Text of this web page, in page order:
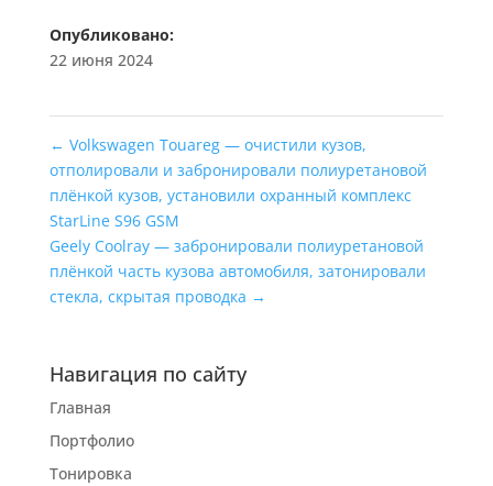
Опубликовано:
22 июня 2024
← Volkswagen Touareg — очистили кузов,
отполировали и забронировали полиуретановой
плёнкой кузов, установили охранный комплекс
StarLine S96 GSM
Geely Coolray — забронировали полиуретановой
плёнкой часть кузова автомобиля, затонировали
стекла, скрытая проводка →
Навигация по сайту
Главная
Портфолио
Тонировка